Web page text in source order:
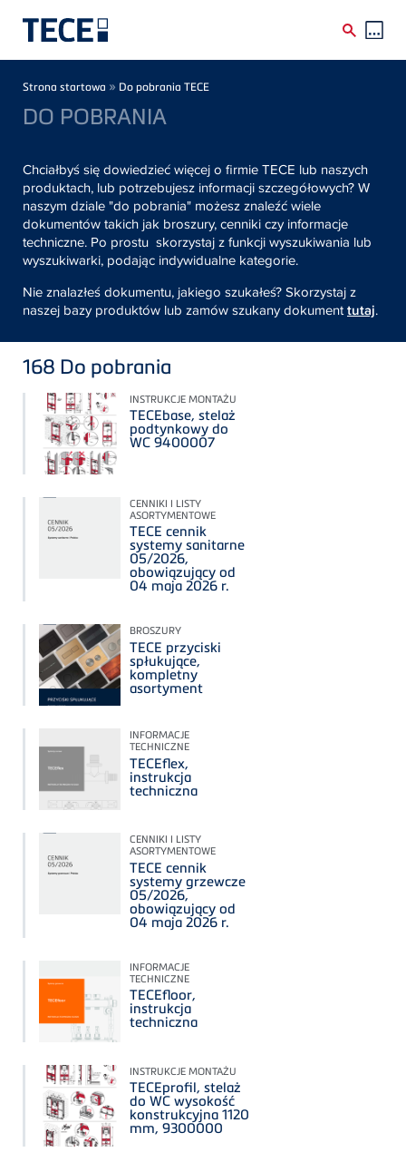
Breadcrumb
Strona startowa » Do pobrania TECE
DO POBRANIA
Chciałbyś się dowiedzieć więcej o firmie TECE lub naszych
produktach, lub potrzebujesz informacji szczegółowych? W
naszym dziale "do pobrania" możesz znaleźć wiele
dokumentów takich jak broszury, cenniki czy informacje
techniczne. Po prostu skorzystaj z funkcji wyszukiwania lub
wyszukiwarki, podając indywidualne kategorie.
Nie znalazłeś dokumentu, jakiego szukałeś? Skorzystaj z
naszej bazy produktów lub zamów szukany dokumenttutaj.
168 Do pobrania
INSTRUKCJE MONTAŻU
TECEbase, stelaż
podtynkowy do
WC 9400007
CENNIKI I LISTY
ASORTYMENTOWE
TECE cennik
systemy sanitarne
05/2026,
obowiązujący od
04 maja 2026 r.
BROSZURY
TECE przyciski
spłukujące,
kompletny
asortyment
INFORMACJE
TECHNICZNE
TECEflex,
instrukcja
techniczna
CENNIKI I LISTY
ASORTYMENTOWE
TECE cennik
systemy grzewcze
05/2026,
obowiązujący od
04 maja 2026 r.
INFORMACJE
TECHNICZNE
TECEfloor,
instrukcja
techniczna
INSTRUKCJE MONTAŻU
TECEprofil, stelaż
do WC wysokość
konstrukcyjna 1120
mm, 9300000